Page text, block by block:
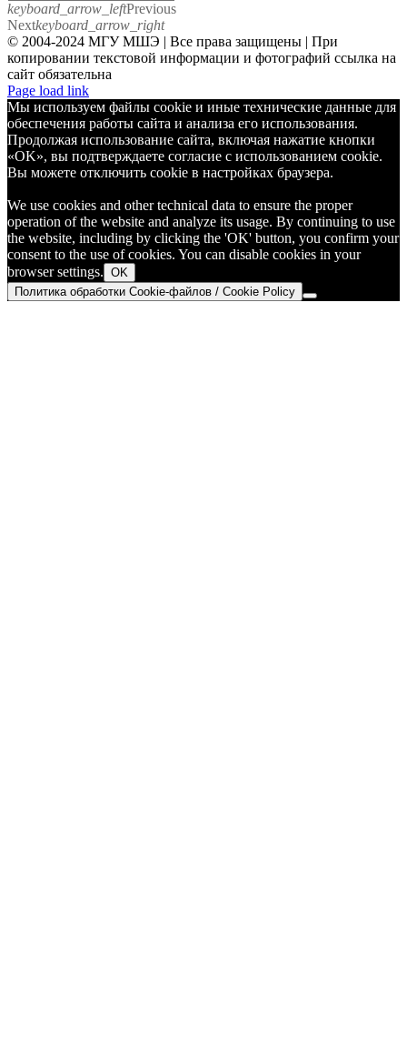
keyboard_arrow_leftPrevious
Nextkeyboard_arrow_right
© 2004-2024 МГУ МШЭ | Все права защищены | При
копировании текстовой информации и фотографий ссылка на
сайт обязательна
Telegram
Page load link
Мы используем файлы cookie и иные технические данные для
обеспечения работы сайта и анализа его использования.
Продолжая использование сайта, включая нажатие кнопки
«OK», вы подтверждаете согласие с использованием cookie.
Вы можете отключить cookie в настройках браузера.
We use cookies and other technical data to ensure the proper
operation of the website and analyze its usage. By continuing to use
the website, including by clicking the 'OK' button, you confirm your
consent to the use of cookies. You can disable cookies in your
browser settings. OK
Политика обработки Cookie-файлов / Cookie Policy